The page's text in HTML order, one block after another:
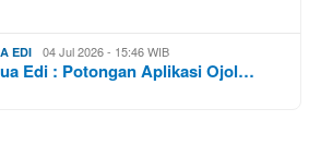
EDI 04 Jul 2026 - 15:46 WIB
Edi : Potongan Aplikasi Ojol…